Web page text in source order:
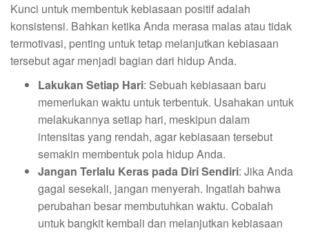
Kunci untuk membentuk kebiasaan positif adalah
konsistensi. Bahkan ketika Anda merasa malas atau tidak
termotivasi, penting untuk tetap melanjutkan kebiasaan
tersebut agar menjadi bagian dari hidup Anda.
Lakukan Setiap Hari: Sebuah kebiasaan baru
memerlukan waktu untuk terbentuk. Usahakan untuk
melakukannya setiap hari, meskipun dalam
intensitas yang rendah, agar kebiasaan tersebut
semakin membentuk pola hidup Anda.
Jangan Terlalu Keras pada Diri Sendiri: Jika Anda
gagal sesekali, jangan menyerah. Ingatlah bahwa
perubahan besar membutuhkan waktu. Cobalah
untuk bangkit kembali dan melanjutkan kebiasaan